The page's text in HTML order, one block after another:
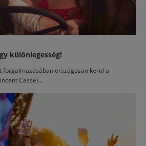
különlegesség!
forgalmazásában országosan kerül a
Cassel...